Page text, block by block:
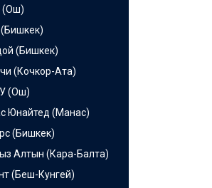
(Ош)
(Бишкек)
(Кочкор-Ата)
(Ош)
Юнайтед (Манас)
(Бишкек)
Алтын (Кара-Балта)
(Беш-Кунгей)